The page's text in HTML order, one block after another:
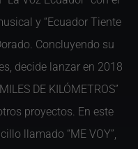
y “Ecuador Tiente
Concluyendo su
decide lanzar en 2018
DE KILÓMETROS”
proyectos. En este
llamado “ME VOY”,